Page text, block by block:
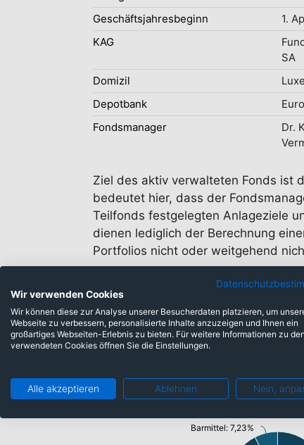
Geschäftsjahresbeginn
1.
KAG
SA
Domizil
Depotbank
Fondsmanager
Dr.
Ziel des aktiv verwalteten Fonds ist
bedeutet hier, dass der
Teilfonds festgelegten Anlageziele
dienen lediglich der Berechnung
Portfolios nicht oder weitgehend
Anlageklassen
Barmittel: 7,23%
Wir verwenden Cookies
Wir können diese zur Analyse unserer Besucherdaten platzieren, um
Webseite zu verbessern, personalisierte Inhalte anzuzeigen und Ihnen ein
großartiges Webseiten-Erlebnis zu bieten. Für weitere Informationen zu
verwendeten Cookies öffnen Sie die Einstellungen.
Alle akzeptieren Ablehnen Nein,